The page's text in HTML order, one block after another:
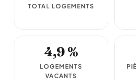
TOTAL LOGEMENTS
4,9 %
LOGEMENTS
VACANTS